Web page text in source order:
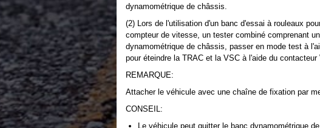
dynamométrique de châssis.
(2) Lors de l'utilisation d'un banc d'essai à rouleaux
compteur de vitesse, un tester combiné comprenant
dynamométrique de châssis, passer en mode test à
pour éteindre la TRAC et la VSC à l'aide du contacteur
REMARQUE:
Attacher le véhicule avec une chaîne de fixation par
CONSEIL:
Le véhicule peut quitter le banc dynamométrique